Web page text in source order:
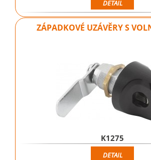
DETAIL
ZÁPADKOVÉ UZÁVĚRY S
K1275
DETAIL